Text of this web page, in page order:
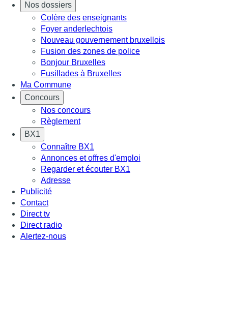
Nos dossiers
Colère des enseignants
Foyer anderlechtois
Nouveau gouvernement bruxellois
Fusion des zones de police
Bonjour Bruxelles
Fusillades à Bruxelles
Ma Commune
Concours
Nos concours
Règlement
BX1
Connaître BX1
Annonces et offres d'emploi
Regarder et écouter BX1
Adresse
Publicité
Contact
Direct tv
Direct radio
Alertez-nous